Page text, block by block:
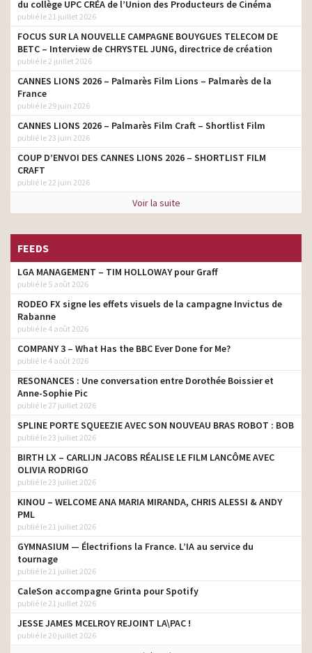
du collège UPC CRÉA de l’Union des Producteurs de Cinéma
publié le 21 juillet 2026
FOCUS SUR LA NOUVELLE CAMPAGNE BOUYGUES TELECOM DE
BETC – Interview de CHRYSTEL JUNG, directrice de création
publié le 2 juillet 2026
CANNES LIONS 2026 – Palmarès Film Lions – Palmarès de la
France
publié le 29 juin 2026
CANNES LIONS 2026 – Palmarès Film Craft – Shortlist Film
publié le 23 juin 2026
COUP D’ENVOI DES CANNES LIONS 2026 – SHORTLIST FILM
CRAFT
publié le 22 juin 2026
Voir la suite
FEEDS
LGA MANAGEMENT – TIM HOLLOWAY pour Graff
publié le 5 août 2026
RODEO FX signe les effets visuels de la campagne Invictus de
Rabanne
publié le 4 août 2026
COMPANY 3 – What Has the BBC Ever Done for Me?
publié le 4 août 2026
RESONANCES : Une conversation entre Dorothée Boissier et
Anne-Sophie Pic
publié le 27 juillet 2026
SPLINE PORTE SQUEEZIE AVEC SON NOUVEAU BRAS ROBOT : BOB
publié le 23 juillet 2026
BIRTH LX – CARLIJN JACOBS RÉALISE LE FILM LANCÔME AVEC
OLIVIA RODRIGO
publié le 23 juillet 2026
KINOU – WELCOME ANA MARIA MIRANDA, CHRIS ALESSI & ANDY
PML
publié le 21 juillet 2026
GYMNASIUM — Électrifions la France. L’IA au service du
tournage
publié le 21 juillet 2026
CaleSon accompagne Grinta pour Spotify
publié le 21 juillet 2026
JESSE JAMES MCELROY REJOINT LA\PAC !
publié le 20 juillet 2026